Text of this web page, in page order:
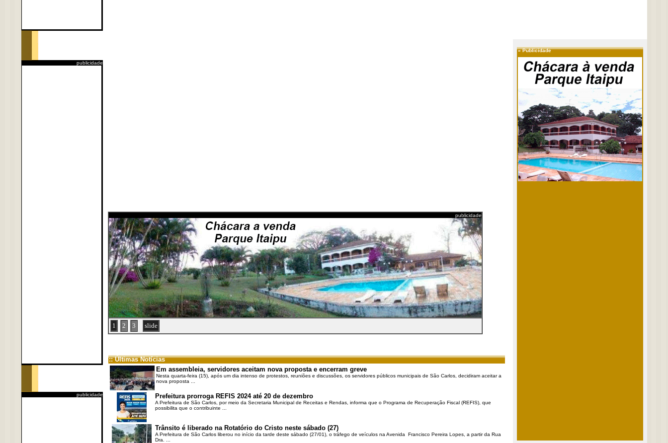
publicidade
publicidade
publicidade
1 2 3 slide
:: Últimas Notícias
Em assembleia, servidores aceitam nova proposta e encerram greve
Nesta quarta-feira (15), após um dia intenso de protestos, reuniões e discussões, os servidores públicos municipais de São Carlos, decidiram aceitar a
nova proposta ...
Prefeitura prorroga REFIS 2024 até 20 de dezembro
A Prefeitura de São Carlos, por meio da Secretaria Municipal de Receitas e Rendas, informa que o Programa de Recuperação Fiscal (REFIS), que
possibilita que o contribuinte ...
Trânsito é liberado na Rotatório do Cristo neste sábado (27)
A Prefeitura de São Carlos liberou no início da tarde deste sábado (27/01), o tráfego de veículos na Avenida Francisco Pereira Lopes, a partir da Rua
Dra. ...
»Publicidade